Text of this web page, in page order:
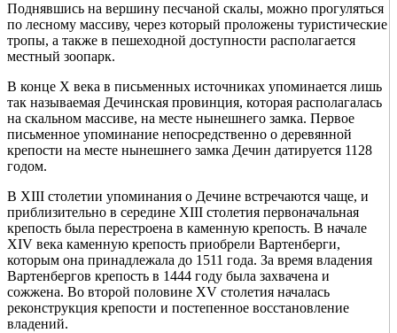
Поднявшись на вершину песчаной скалы, можно прогуляться
по лесному массиву, через который проложены туристические
тропы, а также в пешеходной доступности располагается
местный зоопарк.
В конце X века в письменных источниках упоминается лишь
так называемая Дечинская провинция, которая располагалась
на скальном массиве, на месте нынешнего замка. Первое
письменное упоминание непосредственно о деревянной
крепости на месте нынешнего замка Дечин датируется 1128
годом.
В XIII столетии упоминания о Дечине встречаются чаще, и
приблизительно в середине XIII столетия первоначальная
крепость была перестроена в каменную крепость. В начале
XIV века каменную крепость приобрели Вартенберги,
которым она принадлежала до 1511 года. За время владения
Вартенбергов крепость в 1444 году была захвачена и
сожжена. Во второй половине XV столетия началась
реконструкция крепости и постепенное восстановление
владений.